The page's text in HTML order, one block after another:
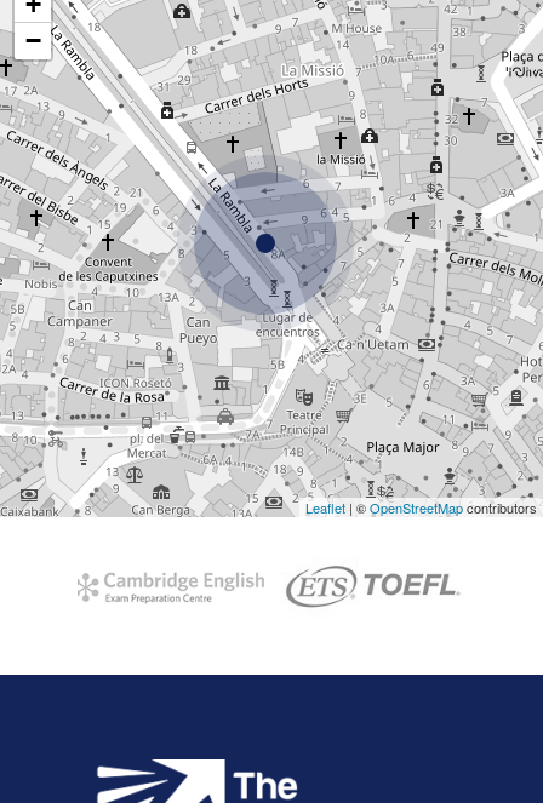
−
Leaflet | ©OpenStreetMapcontributors